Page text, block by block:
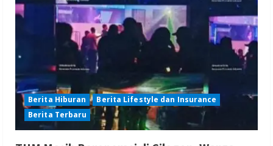
Berita Hiburan
Berita Lifestyle dan Insurance
Berita Terbaru